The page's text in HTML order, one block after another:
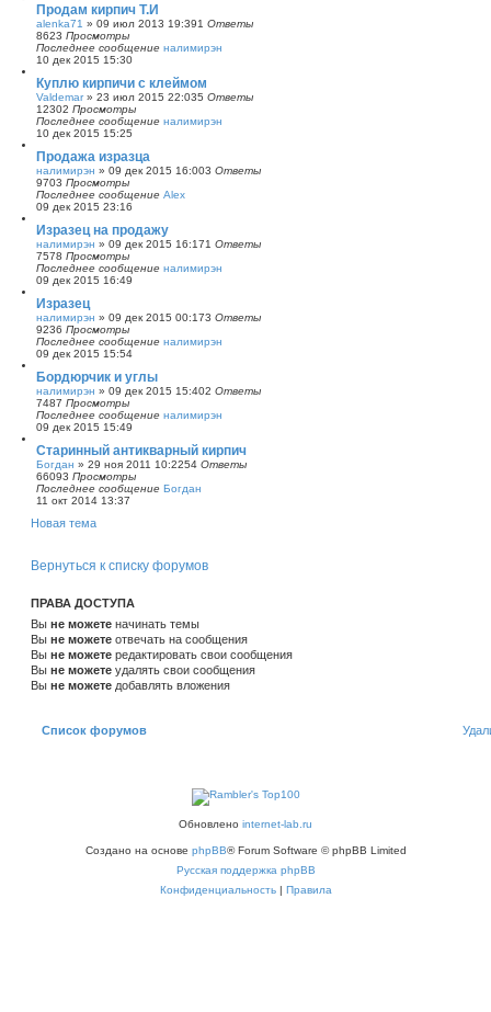
Продам кирпич Т.И
alenka71 » 09 июл 2013 19:391 Ответы
8623 Просмотры
Последнее сообщение налимирэн
10 дек 2015 15:30
Куплю кирпичи с клеймом
Valdemar» 23 июл 2015 22:035 Ответы
12302 Просмотры
Последнее сообщение налимирэн
10 дек 2015 15:25
Продажа изразца
налимирэн » 09 дек 2015 16:003 Ответы
9703 Просмотры
Последнее сообщение Alex
09 дек 2015 23:16
Изразец на продажу
налимирэн » 09 дек 2015 16:171 Ответы
7578 Просмотры
Последнее сообщение налимирэн
09 дек 2015 16:49
Изразец
налимирэн » 09 дек 2015 00:173 Ответы
9236 Просмотры
Последнее сообщение налимирэн
09 дек 2015 15:54
Бордюрчик и углы
налимирэн » 09 дек 2015 15:402 Ответы
7487 Просмотры
Последнее сообщение налимирэн
09 дек 2015 15:49
Старинный антикварный кирпич
Богдан » 29 ноя 2011 10:2254 Ответы
66093 Просмотры
Последнее сообщение Богдан
11 окт 2014 13:37
Новая тема
Вернуться к списку форумов
ПРАВА ДОСТУПА
Вы не можете начинать темы
Вы не можете отвечать на сообщения
Вы не можете редактировать свои сообщения
Вы не можете удалять свои сообщения
Вы не можете добавлять вложения
Список форумов
Обновлено internet-lab.ru
Создано на основе phpBB® Forum Software © phpBB Limited
Русская поддержка phpBB
Конфиденциальность| Правила